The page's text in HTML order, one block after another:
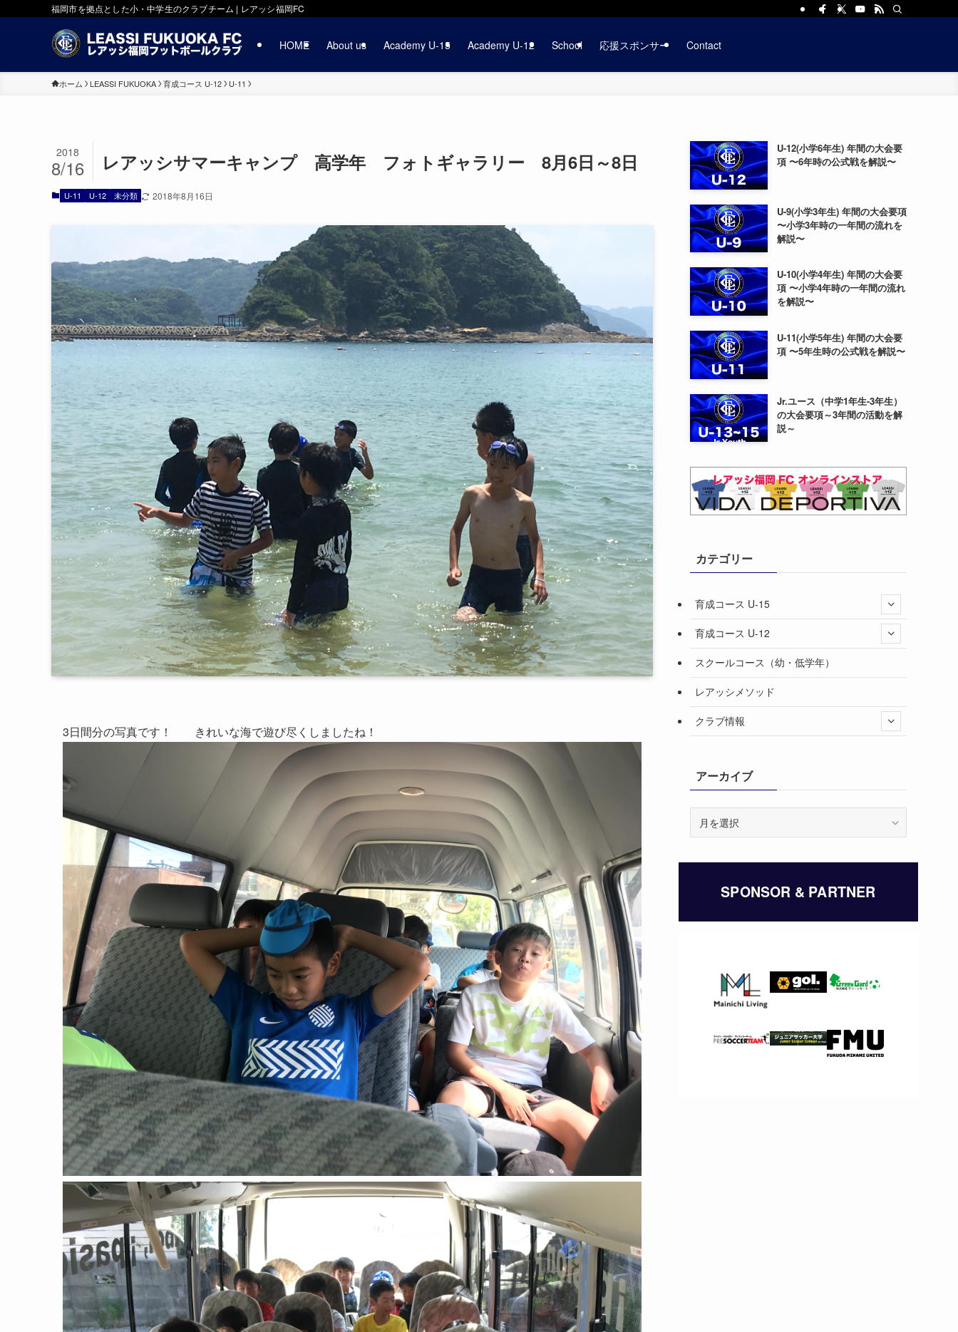
福岡市を拠点とした小・中学生のクラブチーム | レアッシ福岡FC
HOME About us Academy U-15 Academy U-12 School 応援スポンサー Contact
ホーム LEASSI FUKUOKA 育成コース U-12 U-11
レアッシサマーキャンプ 高学年 フォトギャラリー 8月6日～8日
2018
8/16
U-11 U-12 未分類 2018年8月16日
3日間分の写真です！ きれいな海で遊び尽くしましたね！
U-12(小学6年生) 年間の大会要
項 〜6年時の公式戦を解説〜
U-9(小学3年生) 年間の大会要項
〜小学3年時の一年間の流れを
解説〜
U-10(小学4年生) 年間の大会要
項 〜小学4年時の一年間の流れ
を解説〜
U-11(小学5年生) 年間の大会要
項 〜5年生時の公式戦を解説〜
Jr.ユース（中学1年生-3年生）
の大会要項～3年間の活動を解
説～
カテゴリー
育成コース U-15
育成コース U-12
スクールコース（幼・低学年）
レアッシメソッド
クラブ情報
アーカイブ
イ
SPONSOR & PARTNER